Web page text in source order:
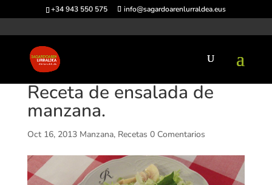
+34 943 550 575 info@sagardoarenlurraldea.eus
Receta de ensalada de
manzana.
Oct 16, 2013 Manzana, Recetas 0 Comentarios